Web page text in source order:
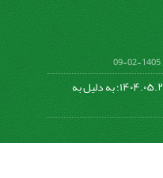
1405-02-09
عدم دسترسی به سایت در تاریخ ۱۴۰۴.۰۵.۲۷؛ به دلیل به